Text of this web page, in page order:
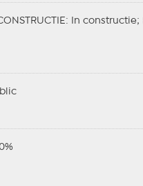
: In constructie;